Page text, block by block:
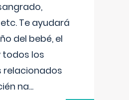
Te ayudará
del bebé, el
todos los
relacionados
na...